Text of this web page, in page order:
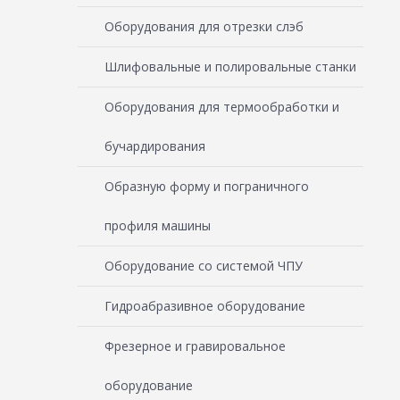
Оборудования для отрезки слэб
Шлифовальные и полировальные станки
Оборудования для термообработки и
бучардирования
Образную форму и пограничного
профиля машины
Оборудование со системой ЧПУ
Гидроабразивное оборудование
Фрезерное и гравировальное
оборудование